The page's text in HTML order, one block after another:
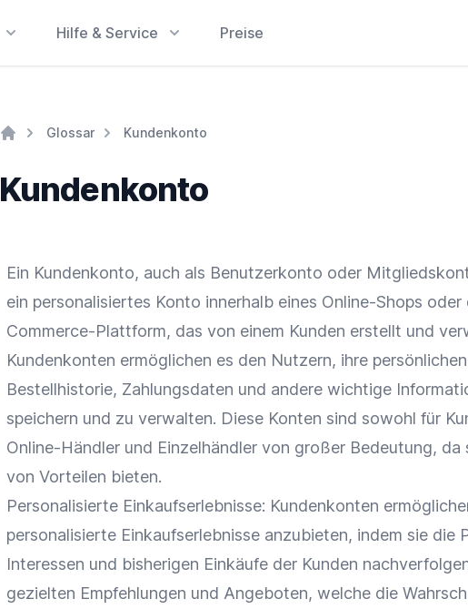
Hilfe & Service Preise
Glossar Kundenkonto
Kundenkonto
Ein Kundenkonto, auch als Benutzerkonto oder
ein personalisiertes Konto innerhalb eines Online-Shops oder
Commerce-Plattform, das von einem Kunden erstellt und
Kundenkonten ermöglichen es den Nutzern, ihre
Bestellhistorie, Zahlungsdaten und andere wichtige
speichern und zu verwalten. Diese Konten sind sowohl für
Online-Händler und Einzelhändler von großer Bedeutung, da
von Vorteilen bieten.
Personalisierte Einkaufserlebnisse: Kundenkonten
personalisierte Einkaufserlebnisse anzubieten, indem sie die
Interessen und bisherigen Einkäufe der Kunden
gezielten Empfehlungen und Angeboten, welche die